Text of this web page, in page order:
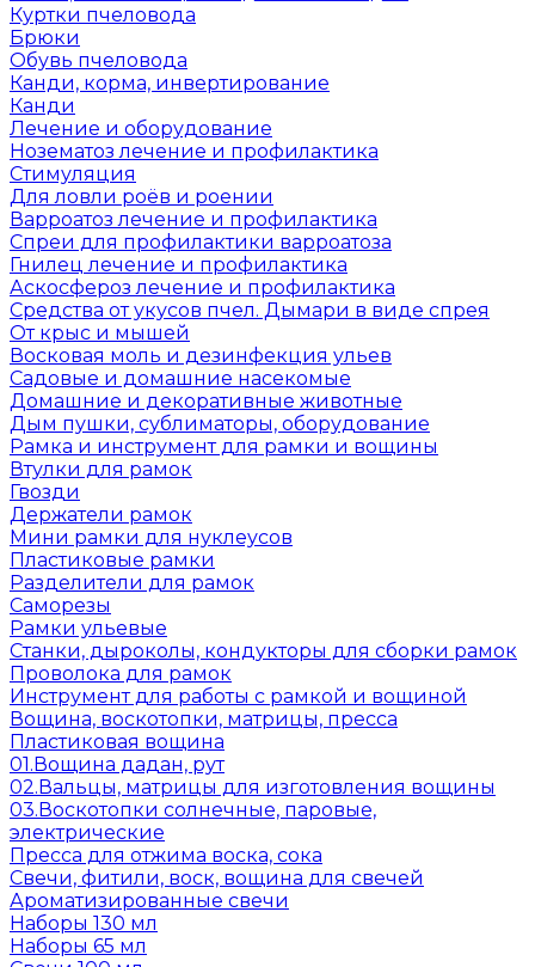
Куртки пчеловода
Брюки
Обувь пчеловода
Канди, корма, инвертирование
Канди
Лечение и оборудование
Нозематоз лечение и профилактика
Стимуляция
Для ловли роёв и роении
Варроатоз лечение и профилактика
Спреи для профилактики варроатоза
Гнилец лечение и профилактика
Аскосфероз лечение и профилактика
Средства от укусов пчел. Дымари в виде спрея
От крыс и мышей
Восковая моль и дезинфекция ульев
Садовые и домашние насекомые
Домашние и декоративные животные
Дым пушки, сублиматоры, оборудование
Рамка и инструмент для рамки и вощины
Втулки для рамок
Гвозди
Держатели рамок
Мини рамки для нуклеусов
Пластиковые рамки
Разделители для рамок
Саморезы
Рамки ульевые
Станки, дыроколы, кондукторы для сборки рамок
Проволока для рамок
Инструмент для работы с рамкой и вощиной
Вощина, воскотопки, матрицы, пресса
Пластиковая вощина
01.Вощина дадан, рут
02.Вальцы, матрицы для изготовления вощины
03.Воскотопки солнечные, паровые,
электрические
Пресса для отжима воска, сока
Свечи, фитили, воск, вощина для свечей
Ароматизированные свечи
Наборы 130 мл
Наборы 65 мл